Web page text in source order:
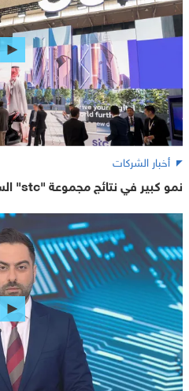
أخبار الشركات
نمو كبير في نتائج مجموعة "stc" السعودية خلال 2024